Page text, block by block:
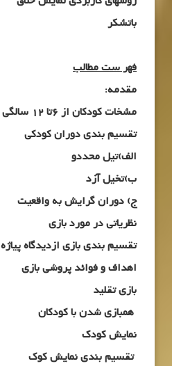
باتشکر
فهر ست مطالب
مقدمه:
مشخات کودکان از 6تا 12 سالگی
تقسیم بندی دوران کودکی
الف)تیل محددو
ب)تخیل آزد
ج) دوران گرایش به واقعیت
نظریاتی در مورد بازی
تقسیم بندی بازی ازدیدگاه پیاژه
اهداف و فوائد پروشی بازی
بازی تقلید
همبازی شدن با کودکان
نمایش کودک
تقسیم بندی نمایش کوک